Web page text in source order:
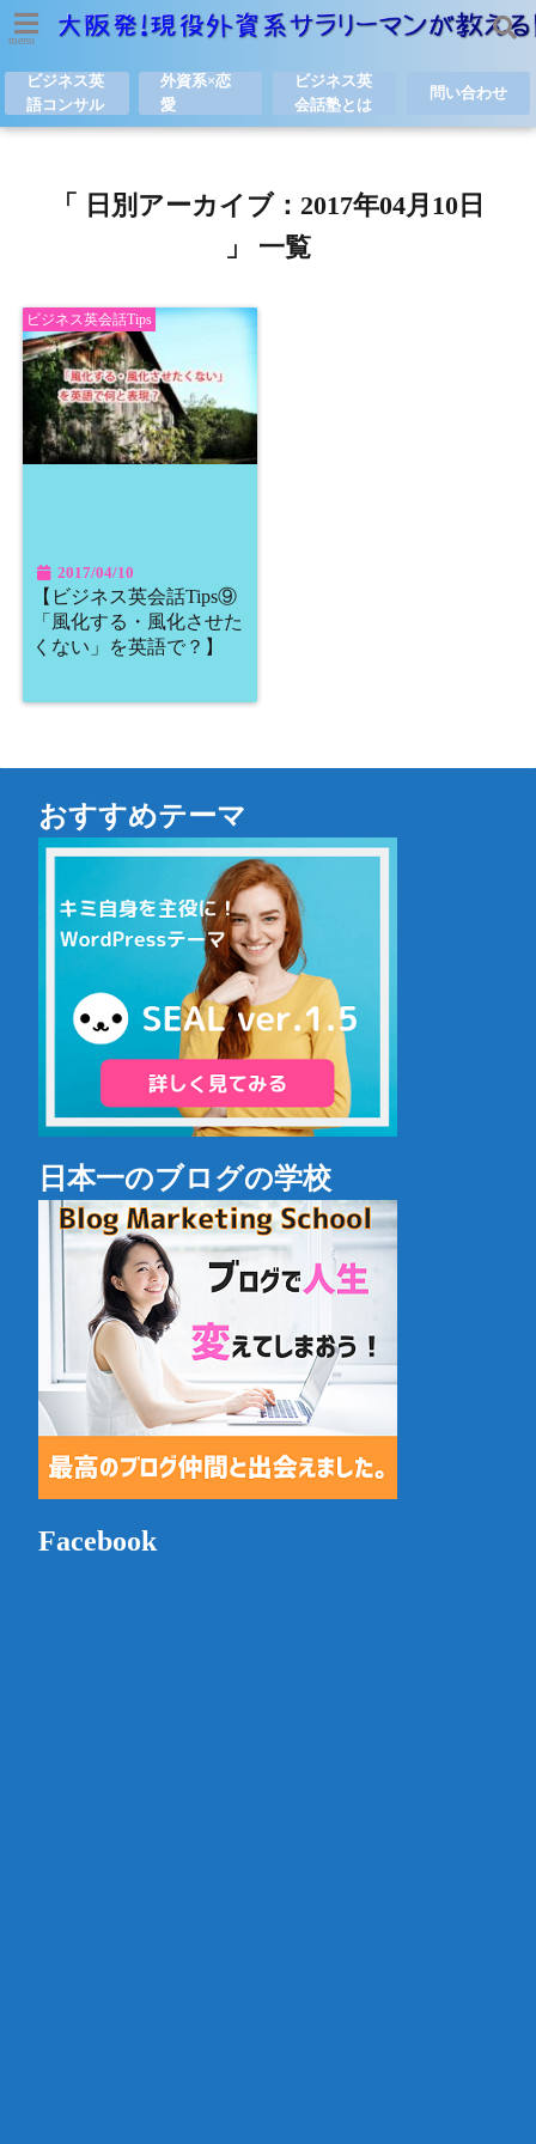
menu
ビジネス英
語コンサル
外資系×恋
愛
ビジネス英
会話塾とは
問い合わせ
「 日別アーカイブ：2017年04月10日
」 一覧
ビジネス英会話Tips
2017/04/10
【ビジネス英会話Tips⑨
「風化する・風化させた
くない」を英語で？】
おすすめテーマ
日本一のブログの学校
Facebook